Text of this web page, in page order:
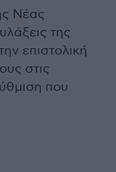
Νέας
της
επιστολική
στις
που